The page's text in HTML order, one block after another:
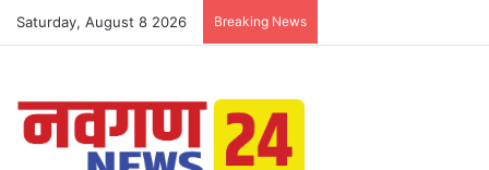
Saturday, August 8 2026 Breaking News